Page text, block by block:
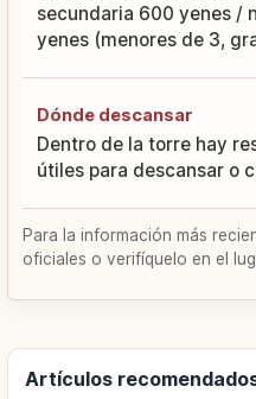
secundaria 600 yenes /
yenes (menores de 3,
Dónde descansar
Dentro de la torre hay
útiles para descansar o
Para la información más
oficiales o verifíquelo en el
Artículos